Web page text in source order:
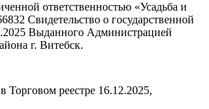
ответственностью «Усадьба и
Свидетельство о государственной
Выданного Администрацией
г. Витебск.
Торговом реестре 16.12.2025,